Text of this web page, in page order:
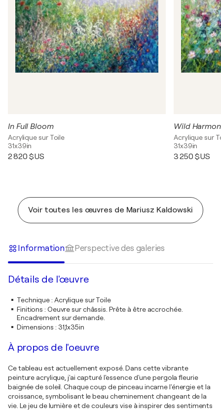
In Full Bloom
Acrylique sur Toile
31x39in
2 820 $US
Wild
Acrylique sur
31x39in
3 250 $US
Voir toutes les œuvres de Mariusz Kaldowski
Information Perspective des galeries
Détails de l'œuvre
Technique: Acrylique sur Toile
Finitions : Oeuvre sur châssis. Prête à être accrochée.
Encadrement sur demande.
Dimensions : 31,1x35in
À propos de l'oeuvre
Ce tableau est actuellement exposé. Dans cette vibrante
peinture acrylique, j'ai capturé l'essence d'une pergola fleurie
baignée de soleil. Chaque coup de pinceau incarne l'énergie et la
croissance, symbolisant le beau cheminement changeant de la
vie. Le jeu de lumière et de couleurs vise à inspirer des sentiments